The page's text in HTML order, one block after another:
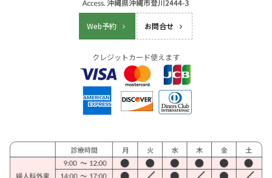
Web予約 お問合せ
クレジットカード使えます